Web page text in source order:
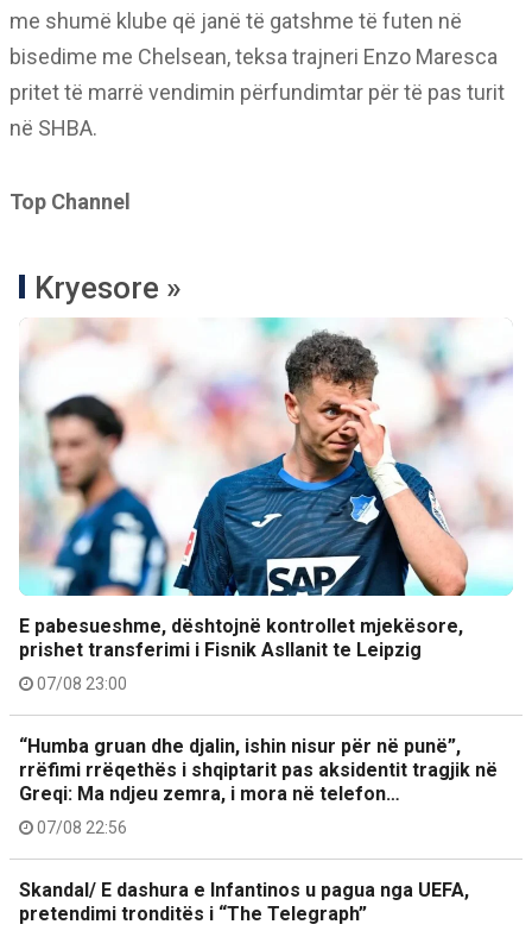
me shumë klube që janë të gatshme të futen në
bisedime me Chelsean, teksa trajneri Enzo Maresca
pritet të marrë vendimin përfundimtar për të pas turit
në SHBA.
Top Channel
Kryesore »
E pabesueshme, dështojnë kontrollet mjekësore,
prishet transferimi i Fisnik Asllanit te Leipzig
07/08 23:00
“Humba gruan dhe djalin, ishin nisur për në punë”,
rrëfimi rrëqethës i shqiptarit pas aksidentit tragjik në
Greqi: Ma ndjeu zemra, i mora në telefon…
07/08 22:56
Skandal/ E dashura e Infantinos u pagua nga UEFA,
pretendimi tronditës i “The Telegraph”